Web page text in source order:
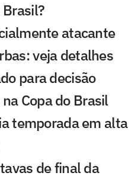
atacante
veja detalhes
para decisão
Copa do Brasil
temporada em alta
de final da